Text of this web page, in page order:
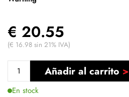
€ 20.55
(€ 16.98 sin 21% IVA)
Añadir al carrito
En stock